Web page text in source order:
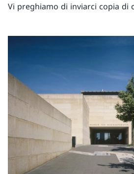
Vi preghiamo di inviarci copia di